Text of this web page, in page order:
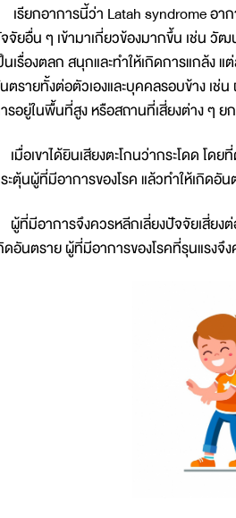
เรียกอาการนี้ว่า Latah syndrome อา
จัยอื่น ๆ เข้ามาเกี่ยวข้องมากขึ้น เช่น
นเรื่องตลก สนุกและทำให้เกิดการแกล้ง
ตรายทั้งต่อตัวเองและบุคคลรอบข้าง เ
รอยู่ในพื้นที่สูง หรือสถานที่เสี่ยงต่าง ๆ
เมื่อเขาได้ยินเสียงตะโกนว่ากระโดด โด
ะตุ้นผู้ที่มีอาการของโรค แล้วทำให้เกิดอั
ผู้ที่มีอาการจึงควรหลีกเลี่ยงปัจจัยเสี่ยง
ดอันตราย ผู้ที่มีอาการของโรคที่รุนแรง